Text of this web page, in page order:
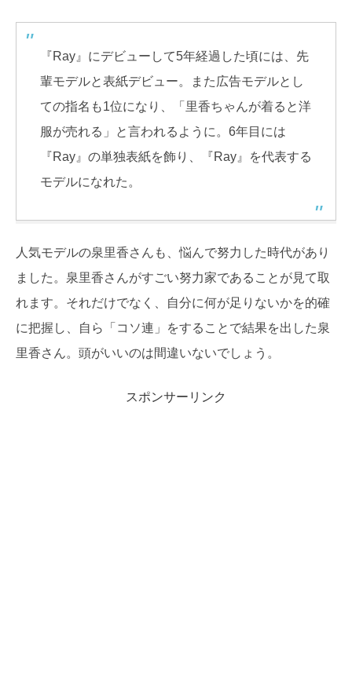
『Ray』にデビューして5年経過した頃には、先
輩モデルと表紙デビュー。また広告モデルとし
ての指名も1位になり、「里香ちゃんが着ると洋
服が売れる」と言われるように。6年目には
『Ray』の単独表紙を飾り、『Ray』を代表する
モデルになれた。
人気モデルの泉里香さんも、悩んで努力した時代があり
ました。泉里香さんがすごい努力家であることが見て取
れます。それだけでなく、自分に何が足りないかを的確
に把握し、自ら「コソ連」をすることで結果を出した泉
里香さん。頭がいいのは間違いないでしょう。
スポンサーリンク